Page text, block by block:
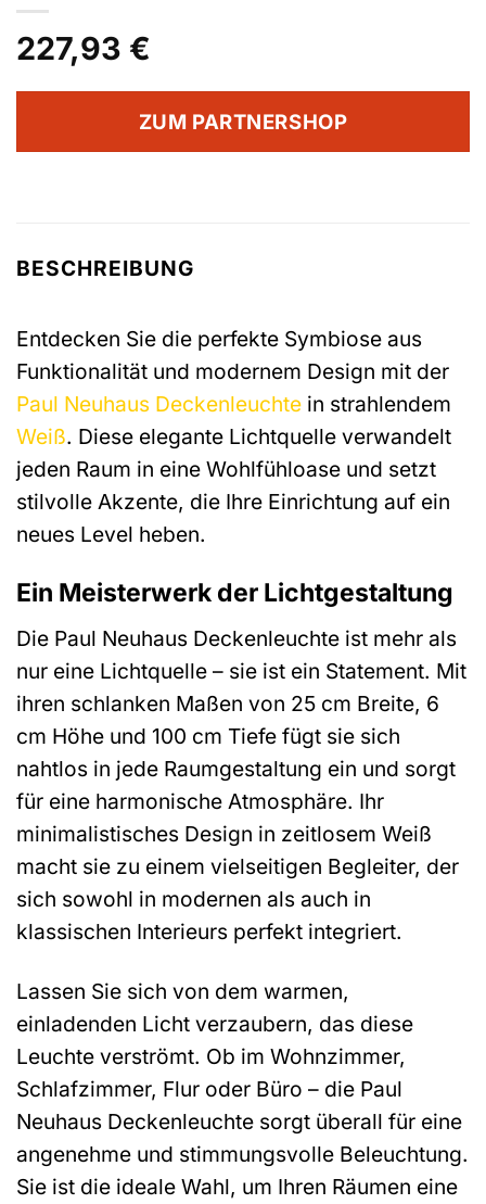
227,93 €
ZUM PARTNERSHOP
BESCHREIBUNG
Entdecken Sie die perfekte Symbiose aus
Funktionalität und modernem Design mit der
Paul Neuhaus Deckenleuchte in strahlendem
Weiß. Diese elegante Lichtquelle verwandelt
jeden Raum in eine Wohlfühloase und setzt
stilvolle Akzente, die Ihre Einrichtung auf ein
neues Level heben.
Ein Meisterwerk der Lichtgestaltung
Die Paul Neuhaus Deckenleuchte ist mehr als
nur eine Lichtquelle – sie ist ein Statement. Mit
ihren schlanken Maßen von 25 cm Breite, 6
cm Höhe und 100 cm Tiefe fügt sie sich
nahtlos in jede Raumgestaltung ein und sorgt
für eine harmonische Atmosphäre. Ihr
minimalistisches Design in zeitlosem Weiß
macht sie zu einem vielseitigen Begleiter, der
sich sowohl in modernen als auch in
klassischen Interieurs perfekt integriert.
Lassen Sie sich von dem warmen,
einladenden Licht verzaubern, das diese
Leuchte verströmt. Ob im Wohnzimmer,
Schlafzimmer, Flur oder Büro – die Paul
Neuhaus Deckenleuchte sorgt überall für eine
angenehme und stimmungsvolle Beleuchtung.
Sie ist die ideale Wahl, um Ihren Räumen eine